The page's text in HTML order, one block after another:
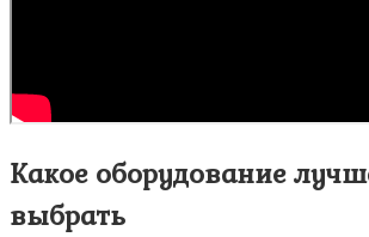
Какое оборудование
выбрать